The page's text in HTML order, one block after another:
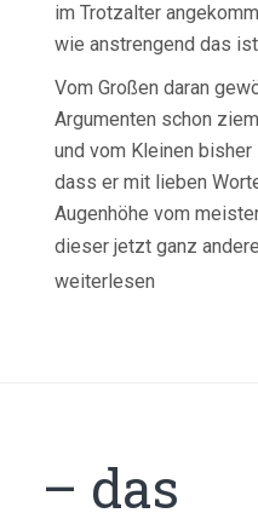
im Trotzalter
wie anstrengend das
Vom Großen daran
Argumenten schon
und vom Kleinen
dass er mit lieben
Augenhöhe vom
dieser jetzt ganz
weiterlesen
– das